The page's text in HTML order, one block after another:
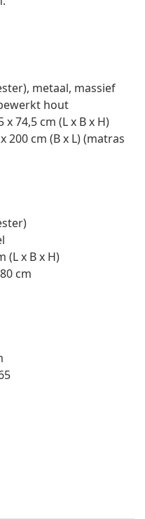
metaal, massief
hout
74,5 cm (L x B x H)
200 cm (B x L) (matras
(L x B x H)
cm